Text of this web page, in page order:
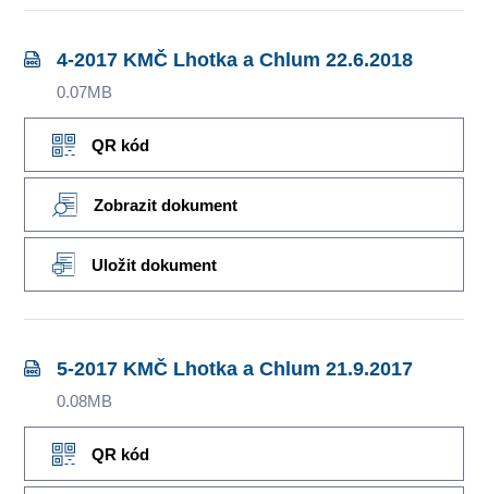
4-2017 KMČ Lhotka a Chlum 22.6.2018
0.07MB
QR kód
Zobrazit dokument
Uložit dokument
5-2017 KMČ Lhotka a Chlum 21.9.2017
0.08MB
QR kód